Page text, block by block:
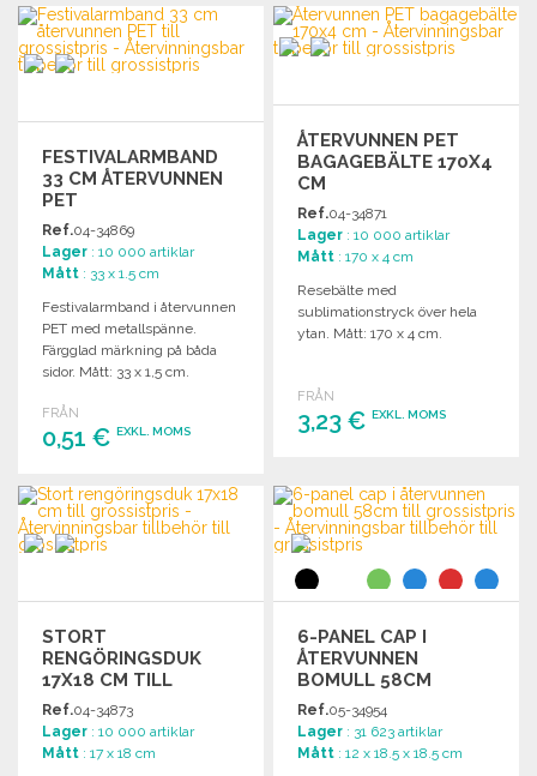
Begär offert BESTÄLL
Begär offert
FESTIVALARMBAND
33 CM ÅTERVUNNEN
PET
Ref.04-34869
Lager : 10 000 artiklar
Mått : 33 x 1.5 cm
Festivalarmband i återvunnen
PET med metallspänne.
Färgglad märkning på båda
sidor. Mått: 33 x 1,5 cm.
FRÅN
0,51 € EXKL. MOMS
BESTÄLL
Begär offert
ÅTERVUNNEN PET
BAGAGEBÄLTE 170X4
CM
Ref.04-34871
Lager : 10 000 artiklar
Mått : 170 x 4 cm
Resebälte med
sublimationstryck över hela
ytan. Mått: 170 x 4 cm.
FRÅN
3,23 €EXKL. MOMS
Begär offert
STORT
RENGÖRINGSDUK
17X18 CM TILL
GROSSISTPRIS
Ref.04-34873
Lager : 10 000 artiklar
Mått : 17 x 18 cm
6-PANEL CAP I
ÅTERVUNNEN
BOMULL 58CM
Ref.05-34954
Lager : 31 623 artiklar
Mått : 12 x 18.5 x 18.5 cm